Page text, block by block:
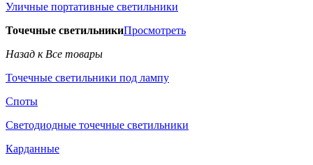
Уличные портативные светильники
Точечные светильникиПросмотреть
Назад к Все товары
Точечные светильники под лампу
Споты
Светодиодные точечные светильники
Карданные